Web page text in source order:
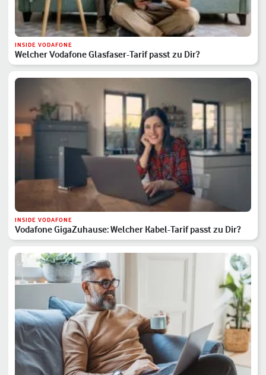
INSIDE VODAFONE
Welcher Vodafone Glasfaser-Tarif passt zu Dir?
INSIDE VODAFONE
Vodafone GigaZuhause: Welcher Kabel-Tarif passt zu Dir?